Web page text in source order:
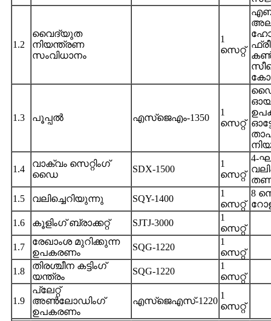
1.2
വൈദ്യുത
നിയന്ത്രണ
സംവിധാനം
1
സെറ്റ്
1.3 പൂപ്പൽ എസ്ജെഎം-1350
1
സെറ്റ്
ഡൈ
1.4
വാക്വം സെറ്റിംഗ്
ഡൈ
SDX-1500
1
സെറ്റ്
4-
1.5
വലിച്ചെറിയുന്നു SQY-1400
1
സെറ്റ്
8
1.6
കൂളിംഗ് ബ്രാക്കറ്റ് SJTJ-3000
1
സെറ്റ്
1.7
രേഖാംശ മുറിക്കുന്ന
ഉപകരണം
SQG-1220
1
സെറ്റ്
1.8
തിരശ്ചീന കട്ടിംഗ്
യന്ത്രം
SQG-1220
1
സെറ്റ്
1.9
പ്ലേറ്റ്
അൺലോഡിംഗ്
ഉപകരണം
എസ്ജെഎസ്-1220
1
സെറ്റ്